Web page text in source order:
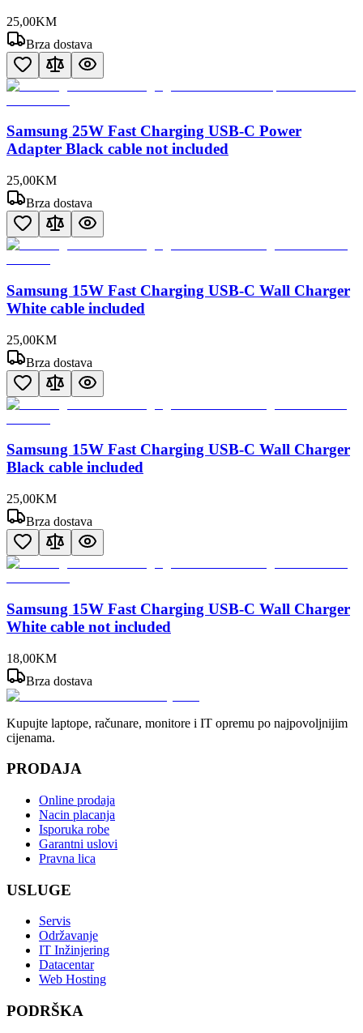
25,00KM
Brza dostava
Samsung 25W Fast Charging USB-C Power
Adapter Black cable not included
25,00KM
Brza dostava
Samsung 15W Fast Charging USB-C Wall Charger
White cable included
25,00KM
Brza dostava
Samsung 15W Fast Charging USB-C Wall Charger
Black cable included
25,00KM
Brza dostava
Samsung 15W Fast Charging USB-C Wall Charger
White cable not included
18,00KM
Brza dostava
Kupujte laptope, računare, monitore i IT opremu po najpovoljnijim
cijenama.
PRODAJA
Online prodaja
Nacin placanja
Isporuka robe
Garantni uslovi
Pravna lica
USLUGE
Servis
Održavanje
IT Inžinjering
Datacentar
Web Hosting
PODRŠKA